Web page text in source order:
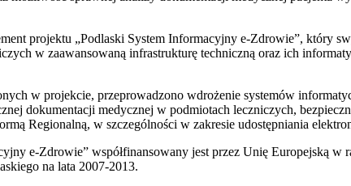
projektu „Podlaski System Informacyjny e-Zdrowie”, który
w zaawansowaną infrastrukturę techniczną oraz ich
w projekcie, przeprowadzono wdrożenie systemów
dokumentacji medycznej w podmiotach leczniczych,
Regionalną, w szczególności w zakresie udostępniania
e-Zdrowie” współfinansowany jest przez Unię Europejską w
na lata 2007-2013.